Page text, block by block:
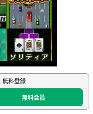
無料登録
無料会員